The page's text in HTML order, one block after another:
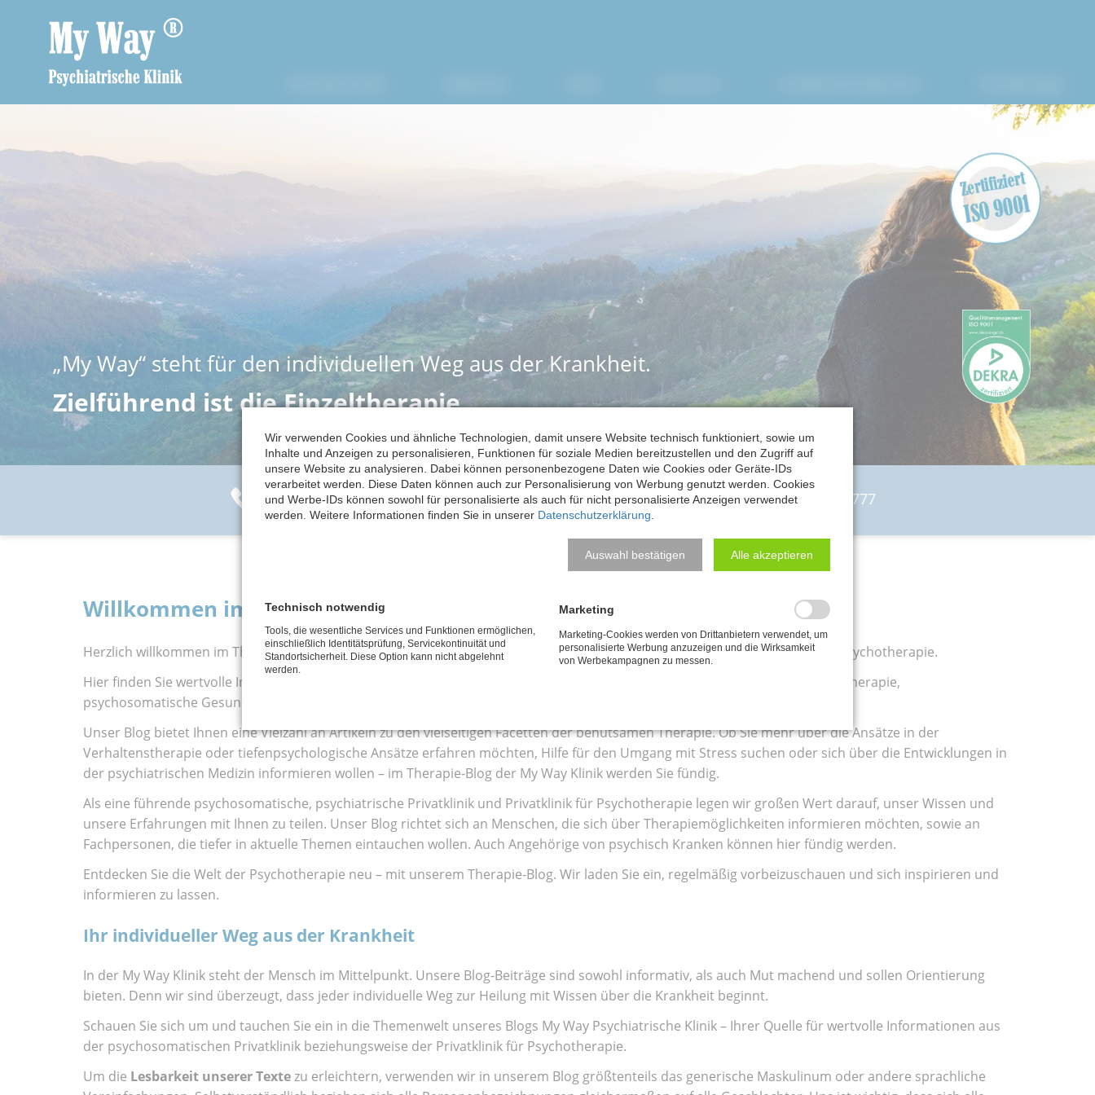
„My Way“ steht für den individuellen Weg aus der Krankheit.
Zielführend ist die Einzeltherapie.
Kostenfreier Beratungsservice der Privatklinik | 08:00 Uhr bis 20:00 Uhr:0800 – 737 0 777
Willkommen im Therapie-Blog My Way Psychiatrische Klinik
Herzlich willkommen im Therapie-Blog My Way Psychiatrische Klinik – Ihrer psychosomatischen Privatklinik / Privatklinik für Psychotherapie.
Hier finden Sie wertvolle Informationen, spannende Einblicke und aktuelle Beiträge rund um die Themen Psychiatrie, Psychotherapie,
psychosomatische Gesundheit und moderne Behandlungsmethoden.
Unser Blog bietet Ihnen eine Vielzahl an Artikeln zu den vielseitigen Facetten der behutsamen Therapie. Ob Sie mehr über die Ansätze in der
Verhaltenstherapie oder tiefenpsychologische Ansätze erfahren möchten, Hilfe für den Umgang mit Stress suchen oder sich über die Entwicklungen in
der psychiatrischen Medizin informieren wollen – im Therapie-Blog der My Way Klinik werden Sie fündig.
Als eine führende psychosomatische, psychiatrische Privatklinik und Privatklinik für Psychotherapie legen wir großen Wert darauf, unser Wissen und
unsere Erfahrungen mit Ihnen zu teilen. Unser Blog richtet sich an Menschen, die sich über Therapiemöglichkeiten informieren möchten, sowie an
Fachpersonen, die tiefer in aktuelle Themen eintauchen wollen. Auch Angehörige von psychisch Kranken können hier fündig werden.
Entdecken Sie die Welt der Psychotherapie neu – mit unserem Therapie-Blog. Wir laden Sie ein, regelmäßig vorbeizuschauen und sich inspirieren und
informieren zu lassen.
Ihr individueller Weg aus der Krankheit
In der My Way Klinik steht der Mensch im Mittelpunkt. Unsere Blog-Beiträge sind sowohl informativ, als auch Mut machend und sollen Orientierung
bieten. Denn wir sind überzeugt, dass jeder individuelle Weg zur Heilung mit Wissen über die Krankheit beginnt.
Schauen Sie sich um und tauchen Sie ein in die Themenwelt unseres Blogs My Way Psychiatrische Klinik – Ihrer Quelle für wertvolle Informationen aus
der psychosomatischen Privatklinik beziehungsweise der Privatklinik für Psychotherapie.
Um die Lesbarkeit unserer Textezu erleichtern, verwenden wir in unserem Blog größtenteils das generische Maskulinum oder andere sprachliche
Wir verwenden Cookies und ähnliche Technologien, damit unsere Website technisch funktioniert, sowie um
Inhalte und Anzeigen zu personalisieren, Funktionen für soziale Medien bereitzustellen und den Zugriff auf
unsere Website zu analysieren. Dabei können personenbezogene Daten wie Cookies oder Geräte-IDs
verarbeitet werden. Diese Daten können auch zur Personalisierung von Werbung genutzt werden. Cookies
und Werbe-IDs können sowohl für personalisierte als auch für nicht personalisierte Anzeigen verwendet
werden. Weitere Informationen finden Sie in unserer Datenschutzerklärung.
Auswahl bestätigen Alle akzeptieren
Technisch notwendig
Tools, die wesentliche Services und Funktionen ermöglichen,
einschließlich Identitätsprüfung, Servicekontinuität und
Standortsicherheit. Diese Option kann nicht abgelehnt
werden.
Marketing
Marketing-Cookies werden von Drittanbietern verwendet, um
personalisierte Werbung anzuzeigen und die Wirksamkeit
von Werbekampagnen zu messen.